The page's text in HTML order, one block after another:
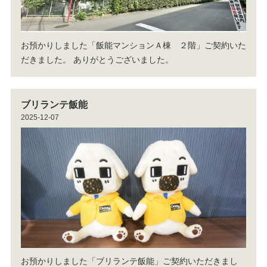
お預かりしました「飯能マンションＡ棟 ２階」ご契約いた
だきました。 ありがとうございました。
ブリランテ飯能
2025-12-07
お預かりしました「ブリランテ飯能」ご契約いただきまし